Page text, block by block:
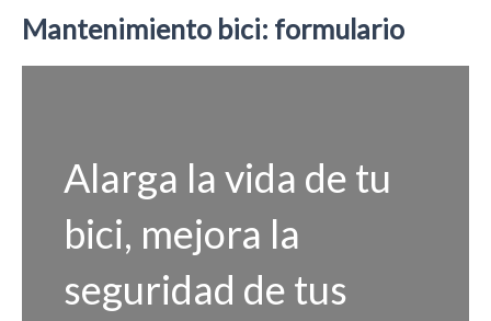
Mantenimiento bici: formulario
Alarga la vida de tu
bici, mejora la
seguridad de tus